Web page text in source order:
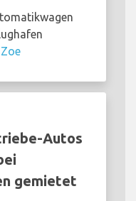
Autos
gemietet